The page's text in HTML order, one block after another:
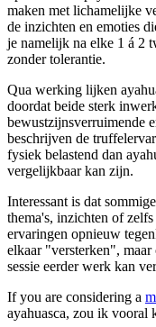
maken met lichamelijke
de inzichten en emoties
je namelijk na elke 1 á 2
zonder tolerantie.
Qua werking lijken
doordat beide sterk
bewustzijnsverruimende
beschrijven de
fysiek belastend dan
vergelijkbaar kan zijn.
Interessant is dat
thema's, inzichten of
ervaringen opnieuw
elkaar "versterken", maar
sessie eerder werk kan
If you are considering a
ayahuasca, zou ik vooral